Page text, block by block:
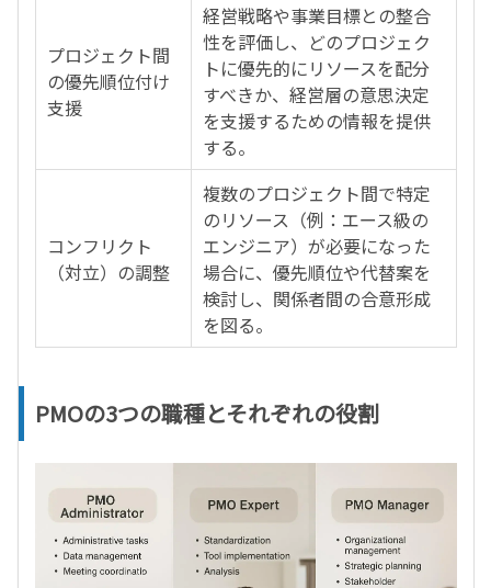
プロジェクト間
の優先順位付け
支援
経営戦略や事業目標との整合
性を評価し、どのプロジェク
トに優先的にリソースを配分
すべきか、経営層の意思決定
を支援するための情報を提供
する。
コンフリクト
（対立）の調整
複数のプロジェクト間で特定
のリソース（例：エース級の
エンジニア）が必要になった
場合に、優先順位や代替案を
検討し、関係者間の合意形成
を図る。
PMOの3つの職種とそれぞれの役割